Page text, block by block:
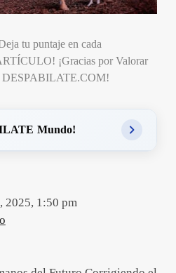
tu puntaje en cada
¡Gracias por Valorar
DESPABILATE.COM!
Mundo!
2025, 1:50 pm